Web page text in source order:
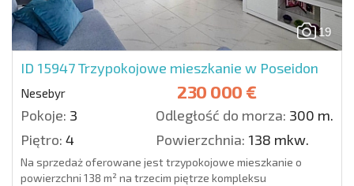
19
ID 15947Trzypokojowe mieszkanie w Poseidon
Nesebyr 230 000 €
Pokoje: 3 Odległość do morza: 300 m.
Piętro: 4 Powierzchnia: 138 mkw.
Na sprzedaż oferowane jest trzypokojowe mieszkanie o
powierzchni 138 m² na trzecim piętrze kompleksu